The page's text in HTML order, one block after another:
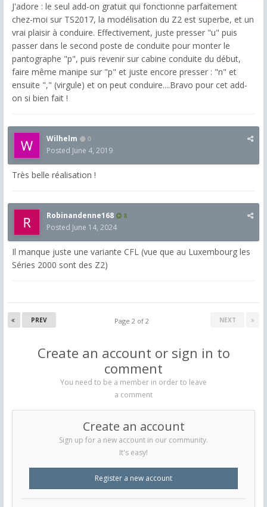
J'adore : le seul add-on gratuit qui fonctionne parfaitement
chez-moi sur TS2017, la modélisation du Z2 est superbe, et un
vrai plaisir à conduire. Effectivement, juste presser "u" puis
passer dans le second poste de conduite pour monter le
pantographe "p", puis revenir sur cabine conduite du début,
faire même manipe sur "p" et juste encore presser : "n" et
ensuite "," (virgule) et on peut conduire....Bravo pour cet add-
on si bien fait !
Wilhelm 0
Posted June 4, 2019
Très belle réalisation !
Robinandenne168 8
Posted June 14, 2024
Il manque juste une variante CFL (vue que au Luxembourg les
Séries 2000 sont des Z2)
PREV NEXT
Page 2 of 2
Create an account or sign in to
comment
You need to be a member in order to leave
a comment
Create an account
Sign up for a new account in our community.
It's easy!
Register a new account